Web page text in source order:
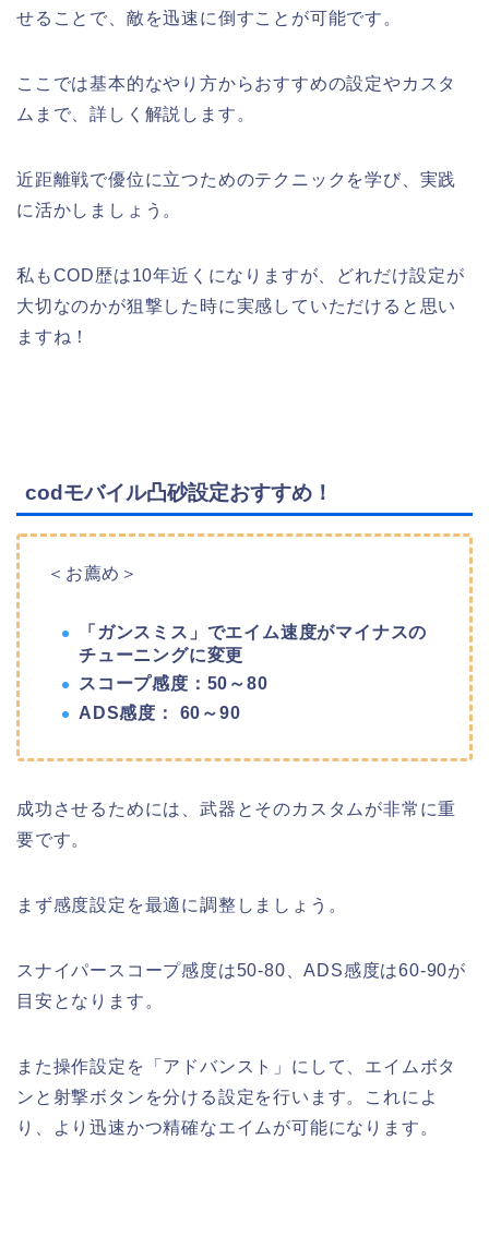
せることで、敵を迅速に倒すことが可能です。
ここでは基本的なやり方からおすすめの設定やカスタ
ムまで、詳しく解説します。
近距離戦で優位に立つためのテクニックを学び、実践
に活かしましょう。
私もCOD歴は10年近くになりますが、どれだけ設定が
大切なのかが狙撃した時に実感していただけると思い
ますね！
codモバイル凸砂設定おすすめ！
＜お薦め＞
「ガンスミス」でエイム速度がマイナスの
チューニングに変更
スコープ感度：50～80
ADS感度： 60～90
成功させるためには、武器とそのカスタムが非常に重
要です。
まず感度設定を最適に調整しましょう。
スナイパースコープ感度は50-80、ADS感度は60-90が
目安となります。
また操作設定を「アドバンスト」にして、エイムボタ
ンと射撃ボタンを分ける設定を行います。これによ
り、より迅速かつ精確なエイムが可能になります。